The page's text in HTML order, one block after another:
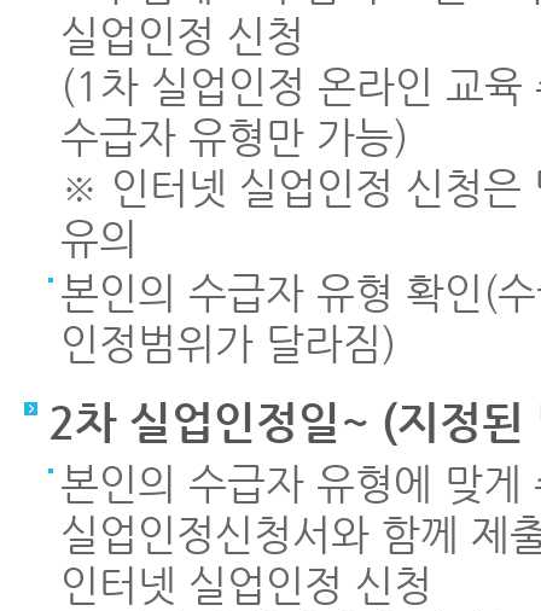
실업인정 신청
(1차 실업인정 온라인 교
수급자 유형만 가능)
※ 인터넷 실업인정 신청
유의
본인의 수급자 유형 확인(
인정범위가 달라짐)
2차 실업인정일~ (지정
본인의 수급자 유형에 맞
실업인정신청서와 함께 제
인터넷 실업인정 신청